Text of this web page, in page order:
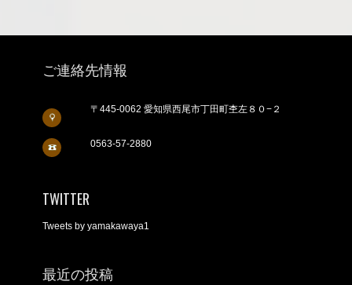
ご連絡先情報
〒445-0062 愛知県西尾市丁田町杢左８０−２
0563-57-2880
TWITTER
Tweets by yamakawaya1
最近の投稿